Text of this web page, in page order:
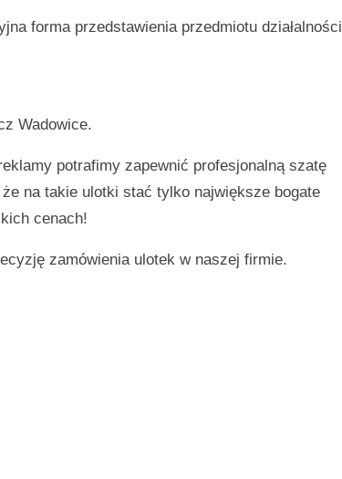
forma przedstawienia przedmiotu działalności
Wadowice.
potrafimy zapewnić profesjonalną szatę
na takie ulotki stać tylko największe bogate
cenach!
zamówienia ulotek w naszej firmie.